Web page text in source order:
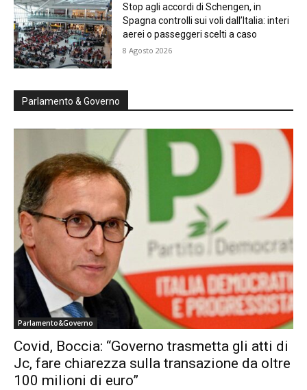
Stop agli accordi di Schengen, in
Spagna controlli sui voli dall’Italia: interi
aerei o passeggeri scelti a caso
8 Agosto 2026
Parlamento & Governo
Parlamento&Governo
Covid, Boccia: “Governo trasmetta gli atti di
Jc, fare chiarezza sulla transazione da oltre
100 milioni di euro”